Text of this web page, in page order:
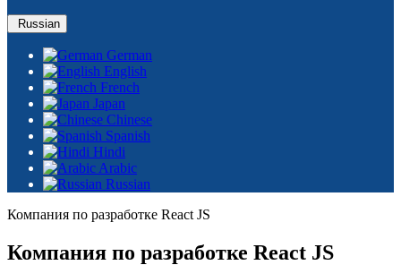
Russian
German
English
French
Japan
Chinese
Spanish
Hindi
Arabic
Russian
Компания по разработке React JS
Компания по разработке React JS